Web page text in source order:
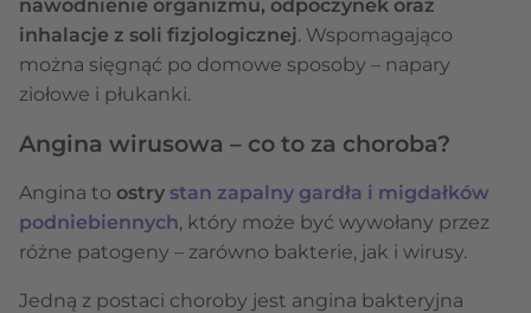
nawodnienie organizmu, odpoczynek oraz
inhalacje z soli fizjologicznej. Wspomagająco
można sięgnąć po domowe sposoby – napary
ziołowe i płukanki.
Angina wirusowa – co to za choroba?
Angina to ostry stan zapalny gardła i migdałków
podniebiennych, który może być wywołany przez
różne patogeny – zarówno bakterie, jak i wirusy.
Jedną z postaci choroby jest angina bakteryjna